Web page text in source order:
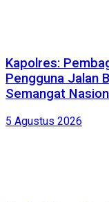
Kapolres:
Pengguna Jalan
Semangat
5 Agustus 2026